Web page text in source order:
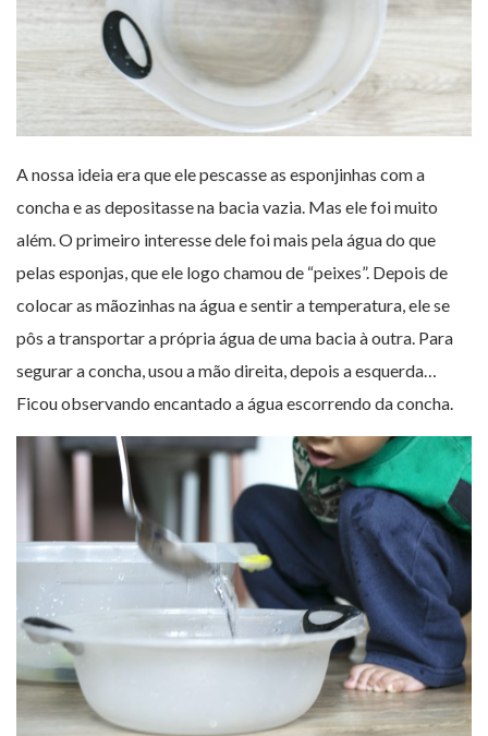
A nossa ideia era que ele pescasse as esponjinhas com a
concha e as depositasse na bacia vazia. Mas ele foi muito
além. O primeiro interesse dele foi mais pela água do que
pelas esponjas, que ele logo chamou de “peixes”. Depois de
colocar as mãozinhas na água e sentir a temperatura, ele se
pôs a transportar a própria água de uma bacia à outra. Para
segurar a concha, usou a mão direita, depois a esquerda…
Ficou observando encantado a água escorrendo da concha.